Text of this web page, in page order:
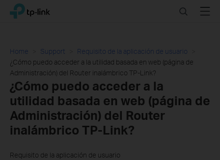
Click
navigation
TP-Link, Reliably Smart SearchMenu
Home Support
Requisito de la aplicación de usuario
¿Cómo puedo acceder a la utilidad basada en web (página de
Administración) del Router inalámbrico TP-Link?
¿Cómo puedo acceder a la
utilidad basada en web (página de
Administración) del Router
inalámbrico TP-Link?
Requisito de la aplicación de usuario